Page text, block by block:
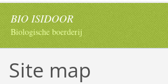
BIO ISIDOOR
Biologische boerderij
Site map